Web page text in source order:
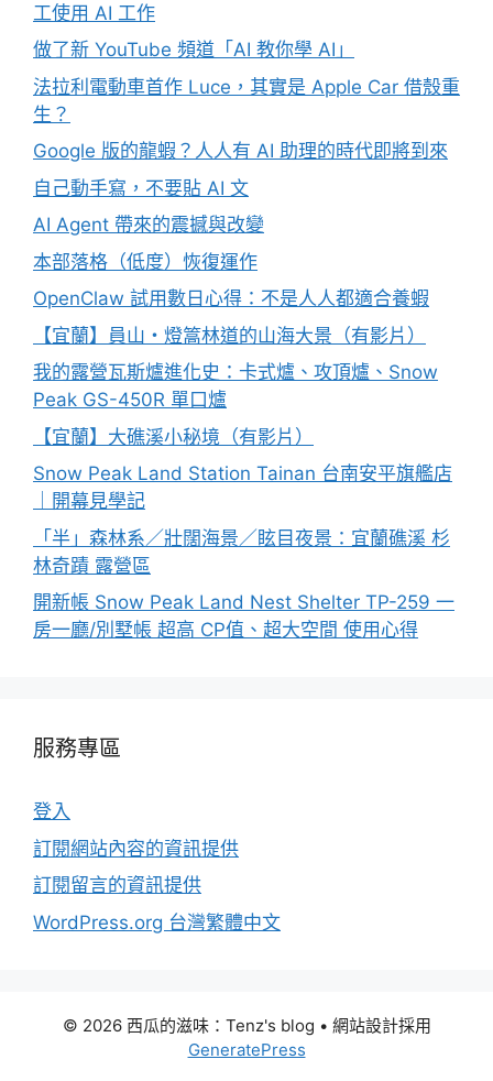
工使用 AI 工作
做了新 YouTube 頻道「AI 教你學 AI」
法拉利電動車首作 Luce，其實是 Apple Car 借殼重
生？
Google 版的龍蝦？人人有 AI 助理的時代即將到來
自己動手寫，不要貼 AI 文
AI Agent 帶來的震撼與改變
本部落格（低度）恢復運作
OpenClaw 試用數日心得：不是人人都適合養蝦
【宜蘭】員山・燈篙林道的山海大景（有影片）
我的露營瓦斯爐進化史：卡式爐、攻頂爐、Snow
Peak GS-450R 單口爐
【宜蘭】大礁溪小秘境（有影片）
Snow Peak Land Station Tainan 台南安平旗艦店
｜開幕見學記
「半」森林系／壯闊海景／眩目夜景：宜蘭礁溪 杉
林奇蹟 露營區
開新帳 Snow Peak Land Nest Shelter TP-259 一
房一廳/別墅帳 超高 CP值、超大空間 使用心得
服務專區
登入
訂閱網站內容的資訊提供
訂閱留言的資訊提供
WordPress.org 台灣繁體中文
© 2026 西瓜的滋味：Tenz's blog • 網站設計採用
GeneratePress